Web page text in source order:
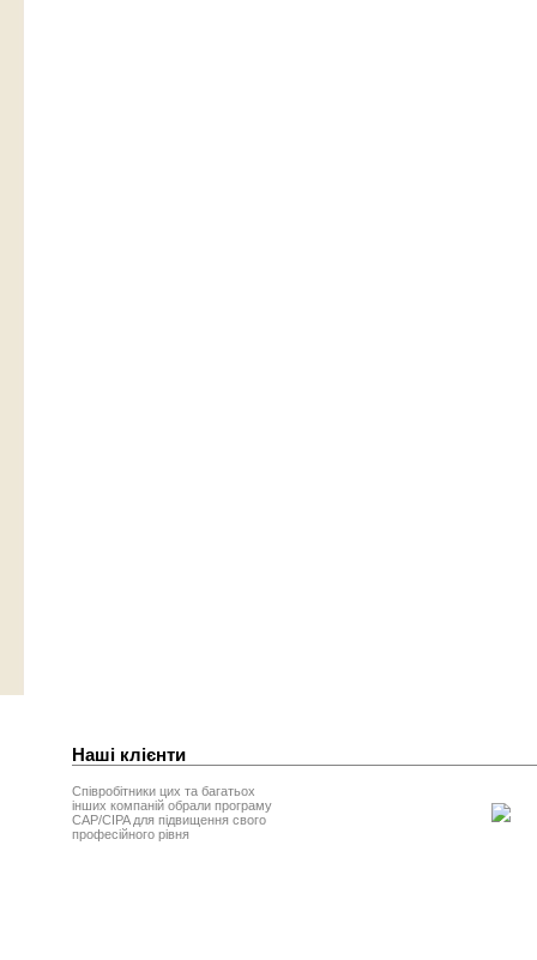
Наші клієнти
Співробітники цих та багатьох
інших компаній обрали програму
CAP/CIPA для підвищення свого
професійного рівня